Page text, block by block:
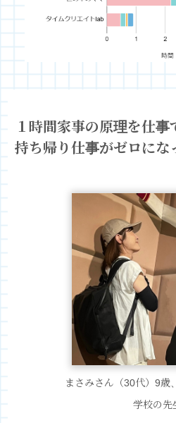
１時間家事の原理を仕事
持ち帰り仕事がゼロにな
まさみさん（30代） 9歳
学校の先